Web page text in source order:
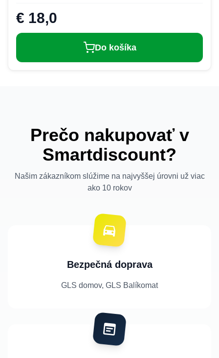
€ 18,0
Do košíka
Prečo nakupovať v
Smartdiscount?
Našim zákazníkom slúžime na najvyššej úrovni už viac
ako 10 rokov
Bezpečná doprava
GLS domov, GLS Balíkomat